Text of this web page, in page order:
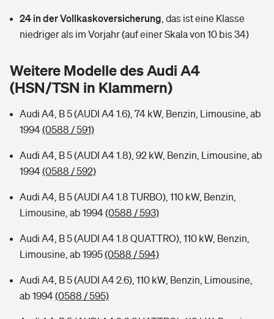
Hochwasser-Check: Wie gefährdet ist Ihr Haus?
Wer versichert was: Jetzt Versicherer finden
Sie haben Fragen?
Private Cyberversicherung
Musikinstrumentenversicherung
Zur Übersicht
Tools
Kinderunfall-Check: Mehr Sicherheit für deine Kids
Sie haben Fragen?
Wer versichert was: Jetzt Versicherer finden
Sie haben Fragen?
Rentenrechner: Wie viel Geld bekomme ich im Alter?
24 in der Vollkaskoversicherung das ist eine Klasse
niedriger als im Vorjahr (auf einer Skala von 10 bis 34)
Weitere Modelle des Audi A4
(HSN/TSN in Klammern)
Audi A4, B 5 (AUDI A4 1.6), 74 kW, Benzin, Limousine, ab
1994(0588 / 591)
Audi A4, B 5 (AUDI A4 1.8), 92 kW, Benzin, Limousine, ab
1994(0588 / 592)
Audi A4, B 5 (AUDI A4 1.8 TURBO), 110 kW, Benzin,
Limousine, ab 1994(0588 / 593)
Audi A4, B 5 (AUDI A4 1.8 QUATTRO), 110 kW, Benzin,
Limousine, ab 1995(0588 / 594)
Audi A4, B 5 (AUDI A4 2.6), 110 kW, Benzin, Limousine,
ab 1994(0588 / 595)